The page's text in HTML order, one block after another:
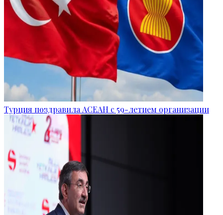
Турция поздравила АСЕАН с 59-летием организации